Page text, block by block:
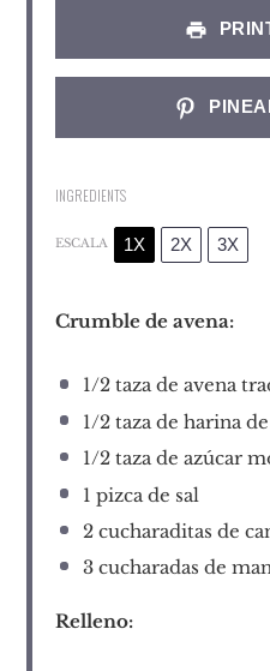
INGREDIENTS
ESCALA 1X 2X 3X
Crumble de avena:
1/2taza de avena
1/2taza de harina
1/2taza de azúcar
1 pizca de sal
2cucharaditas de
3cucharadas de
Relleno: